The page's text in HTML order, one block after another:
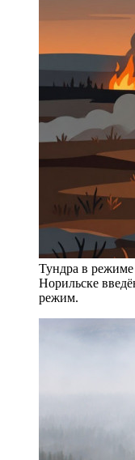
Тундра в
Норильске
режим.